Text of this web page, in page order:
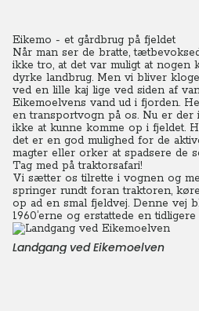
Eikemo - et gårdbrug på fjeldet
Når man ser de bratte,
ikke tro, at det var muligt at nogen
dyrke landbrug. Men vi bliver
ved en lille kaj lige ved siden af
Eikemoelvens vand ud i fjorden.
en transportvogn på os. Nu er
ikke at kunne komme op i fjeldet.
det er en god mulighed for de
magter eller orker at spadsere de
Tag med på traktorsafari!
Vi sætter os tilrette i vognen og
springer rundt foran traktoren,
op ad en smal fjeldvej. Denne vej
1960’erne og erstattede en tidligere
Landgang ved Eikemoelven